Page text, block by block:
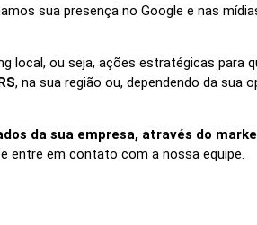
sua presença no Google e nas
local, ou seja, ações estratégicas para
, na sua região ou, dependendo da sua
da sua empresa, através do
entre em contato com a nossa equipe.